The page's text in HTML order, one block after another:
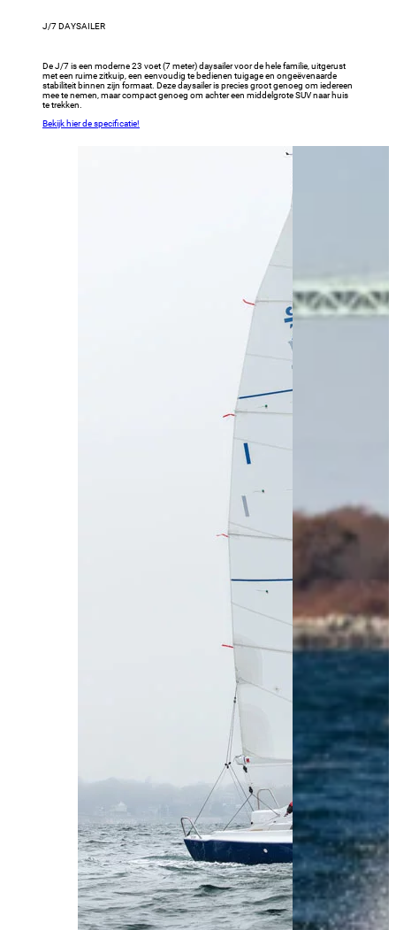
J/7 DAYSAILER
De J/7 is een moderne 23 voet (7 meter) daysailer voor de hele familie, uitgerust
met een ruime zitkuip, een eenvoudig te bedienen tuigage en ongeëvenaarde
stabiliteit binnen zijn formaat. Deze daysailer is precies groot genoeg om iedereen
mee te nemen, maar compact genoeg om achter een middelgrote SUV naar huis
te trekken.
Bekijk hier de specificatie!